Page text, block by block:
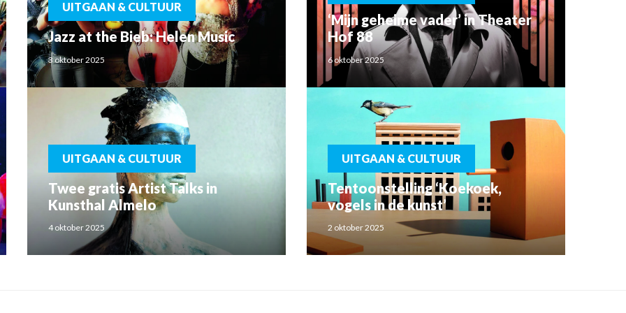
UITGAAN & CULTUUR
Jazz at the Bieb: Helen Music
3 oktober 2025
‘Mijn geheime vader’ in Theater
Hof 88
6 oktober 2025
UITGAAN & CULTUUR
Twee gratis Artist Talks in
Kunsthal Almelo
4 oktober 2025
UITGAAN & CULTUUR
Tentoonstelling ‘Koekoek,
vogels in de kunst’
2 oktober 2025